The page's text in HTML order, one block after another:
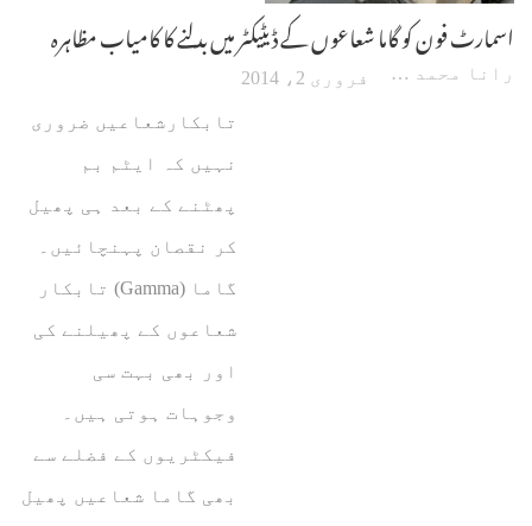
اسمارٹ فون کو گاما شعاعوں کے ڈیٹیکٹر میں بدلنے کا کامیاب مظاہرہ
رانا محمد امین اکبر فروری 2، 2014
تابکارشعاعیں ضروری
نہیں کہ ایٹم بم
پھٹنے کے بعد ہی پھیل
کر نقصان پہنچائیں۔
گاما (Gamma) تابکار
شعاعوں کے پھیلنے کی
اور بھی بہت سی
وجوہات ہوتی ہیں۔
فیکٹریوں کے فضلے سے
بھی گاما شعاعیں پھیل